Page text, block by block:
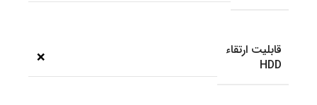
قابلیت ارتقاء
HDD
❌